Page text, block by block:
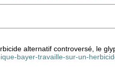
alternatif controversé, le
bayer-travaille-sur-un-